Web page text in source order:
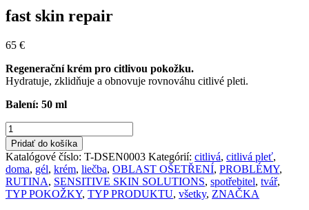
fast skin repair
65 €
Regenerační krém pro citlivou pokožku.
Hydratuje, zklidňuje a obnovuje rovnováhu citlivé pleti.
Balení: 50 ml
množstvo
fast
skin
repair
Pridať do košíka
Katalógové číslo: T-DSEN0003 Kategórií: citlivá, citlivá pleť,
doma, gél, krém, liečba, OBLAST OŠETŘENÍ, PROBLÉMY,
RUTINA, SENSITIVE SKIN SOLUTIONS, spotřebitel, tvář,
TYP POKOŽKY, TYP PRODUKTU, všetky, ZNAČKA